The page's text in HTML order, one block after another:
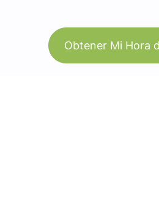
Obtener Mi Hora